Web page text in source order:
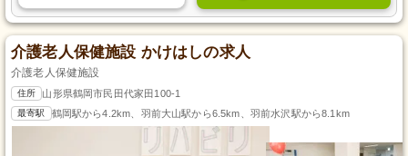
介護老人保健施設 かけはしの求人
介護老人保健施設
住所 山形県鶴岡市民田代家田100-1
最寄駅 鶴岡駅から4.2km、羽前大山駅から6.5km、羽前水沢駅から8.1km